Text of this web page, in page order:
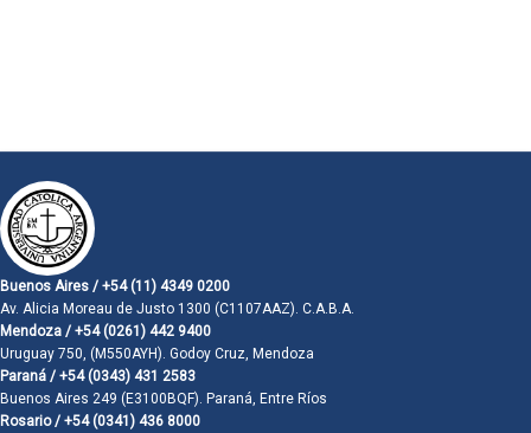
Buenos Aires / +54 (11) 4349 0200
Av. Alicia Moreau de Justo 1300 (C1107AAZ). C.A.B.A.
Mendoza / +54 (0261) 442 9400
Uruguay 750, (M550AYH). Godoy Cruz, Mendoza
Paraná / +54 (0343) 431 2583
Buenos Aires 249 (E3100BQF). Paraná, Entre Ríos
Rosario / +54 (0341) 436 8000